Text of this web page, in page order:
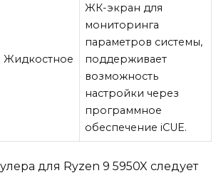
Жидкостное
ЖК-экран для
мониторинга
параметров системы,
поддерживает
возможность
настройки через
программное
обеспечение iCUE.
для Ryzen 9 5950X следует